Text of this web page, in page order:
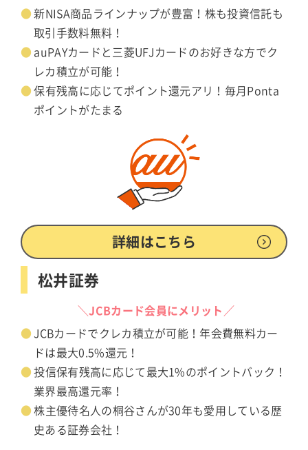
新NISA商品ラインナップが豊富！株も投資信託も
取引手数料無料！
auPAYカードと三菱UFJカードのお好きな方でク
レカ積立が可能！
保有残高に応じてポイント還元アリ！毎月Ponta
ポイントがたまる
詳細はこちら
松井証券
＼JCBカード会員にメリット／
JCBカードでクレカ積立が可能！年会費無料カー
ドは最大0.5%還元！
投信保有残高に応じて最大1%のポイントバック！
業界最高還元率！
株主優待名人の桐谷さんが30年も愛用している歴
史ある証券会社！